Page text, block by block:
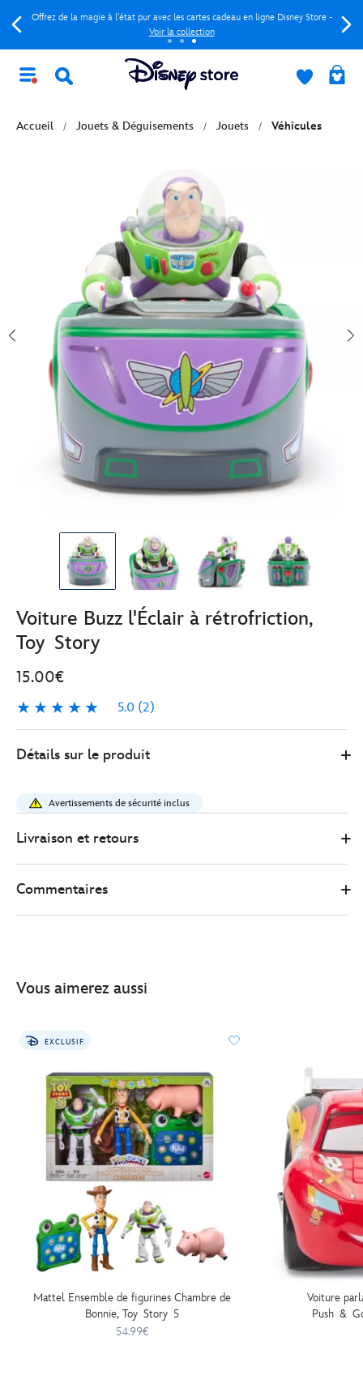
Offrez de la magie à l'état pur avec les cartes cadeau en ligne Disney Store -
Voir la collection
Accueil Jouets & Déguisements Jouets Véhicules
Voiture Buzz l'Éclair à rétrofriction,
Toy Story
15.00€
5.0 (2)
5.0
2
Store
15.00
eclair-
toy%C2%A0story-
417150889865.html
Détails sur le produit
Avertissements de sécurité inclus
Livraison et retours
Commentaires
Vous aimerez aussi
EXCLUSIF
Mattel Ensemble de figurines Chambre de
Bonnie, Toy Story 5
54.99€
Voiture
Push &